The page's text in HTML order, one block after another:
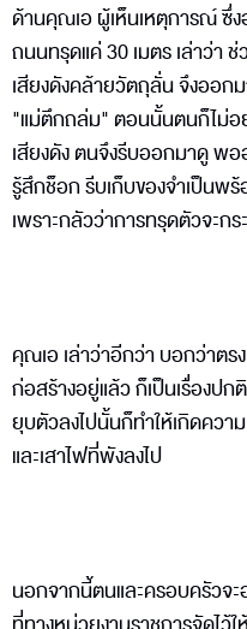
ด้านคุณเอ ผู้เห็นเหตุการณ์ ซึ่
ถนนทรุดแค่ 30 เมตร เล่าว่า
เสียงดังคล้ายวัตถุลั่น จึงออก
"แม่ตึกถล่ม" ตอนนั้นตนก็ไม่อ
เสียงดัง ตนจึงรีบออกมาดู พ
รู้สึกช็อก รีบเก็บของจำเป็น
เพราะกลัวว่าการทรุดตัวจะ
คุณเอ เล่าว่าอีกว่า บอกว่าตร
ก่อสร้างอยู่แล้ว ก็เป็นเรื่องป
ยุบตัวลงไปนั้นก็ทำให้เกิดควา
และเสาไฟที่พังลงไป
นอกจากนี้ตนและครอบครัว